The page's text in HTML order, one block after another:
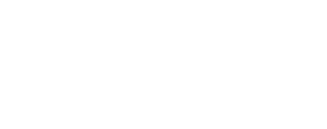
👀 พาทัวร์ Donki สาขาใหม่